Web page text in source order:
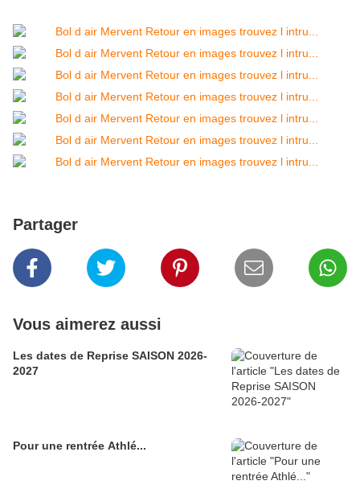
Partager
Vous aimerez aussi
Les dates de Reprise SAISON 2026-
2027
Pour une rentrée Athlé...